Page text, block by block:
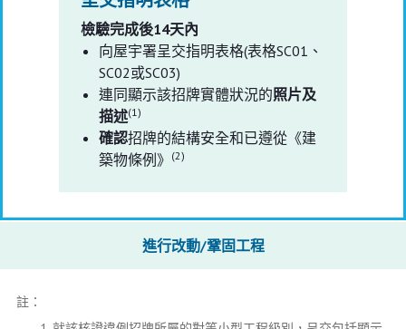
檢驗完成後14天內
向屋宇署呈交指明表格(表格SC01、
SC02或SC03)
連同顯示該招牌實體狀況的照片及
描述(1)
確認招牌的結構安全和已遵從《建
築物條例》 (2)
進行改動/鞏固工程
註：